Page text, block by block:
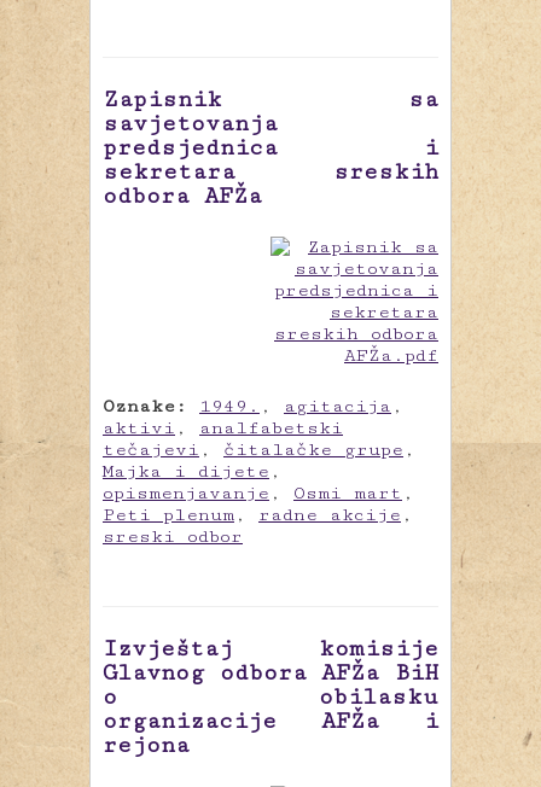
Zapisnik sa
savjetovanja
predsjednica i
sekretara sreskih
odbora AFŽa
Oznake: 1949. , agitacija ,
aktivi ,
analfabetski
tečajevi , čitalačke grupe ,
Majka i dijete ,
opismenjavanje , Osmi mart ,
Peti plenum , radne akcije ,
sreski odbor
Izvještaj komisije
Glavnog odbora AFŽa BiH
o obilasku
organizacije AFŽa i
rejona